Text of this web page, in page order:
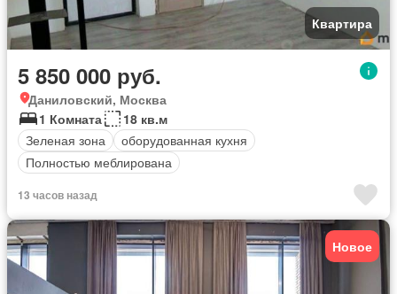
Квартира
5 850 000 руб.
Даниловский, Москва
1 Комната
18 кв.м
Зеленая зона
оборудованная кухня
Полностью меблирована
13 часов назад
Новое